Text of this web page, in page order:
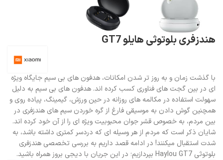
هندزفری بلوتوثی هایلو GT7
با گذشت زمان و به روز تر شدن امکانات، هدفون های بی سیم جایگاه ویژه
ای در بین گجت های فناوری کسب کرده اند. هدفون های بی سیم به دلیل
سهولت استفاده در مکالمه های روزانه در حین ورزش، گیمینگ، پیاده روی و
همچنین گوش دادن به موسیقی فارغ از گره خوردن سیم های هندزفری در
بین مردم، به خصوص قشر جوان محبوبیت ویژه ای را از آن خود کرده اند.
شایان ذکر است که مردم از هر وسیله ای که دردسر کمتری داشته باشد، به
شدت استقبال میکنند! در ادامه قصد داریم به بررسی تخصصی هندزفری
بلوتوثی Haylou GT7 بپردازیم؛ در این جریان با دیجی بروز همراه باشید.